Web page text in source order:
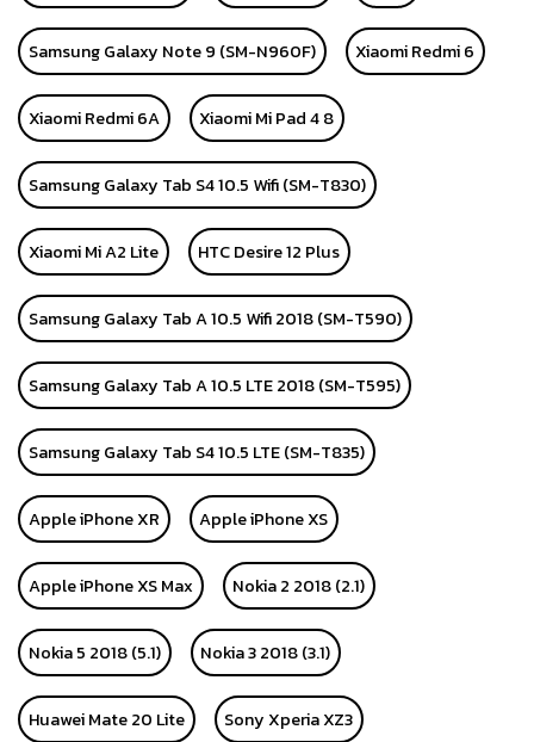
Samsung Galaxy Note 9 (SM-N960F) Xiaomi Redmi 6
Xiaomi Redmi 6A Xiaomi Mi Pad 4 8
Samsung Galaxy Tab S4 10.5 Wifi (SM-T830)
Xiaomi Mi A2 Lite HTC Desire 12 Plus
Samsung Galaxy Tab A 10.5 Wifi 2018 (SM-T590)
Samsung Galaxy Tab A 10.5 LTE 2018 (SM-T595)
Samsung Galaxy Tab S4 10.5 LTE (SM-T835)
Apple iPhone XR Apple iPhone XS
Apple iPhone XS Max Nokia 2 2018 (2.1)
Nokia 5 2018 (5.1) Nokia 3 2018 (3.1)
Huawei Mate 20 Lite Sony Xperia XZ3